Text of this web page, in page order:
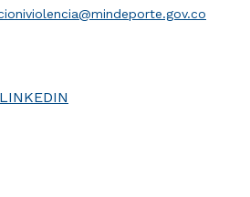
LINKEDIN